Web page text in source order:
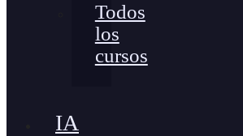
Todos
los
cursos
IA